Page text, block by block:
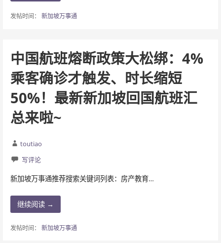
发帖时间： 新加坡万事通
中国航班熔断政策大松绑：4%
乘客确诊才触发、时长缩短
50%！最新新加坡回国航班汇
总来啦~
toutiao
写评论
新加坡万事通推荐搜索关键词列表：房产教育…
继续阅读 →
发帖时间： 新加坡万事通